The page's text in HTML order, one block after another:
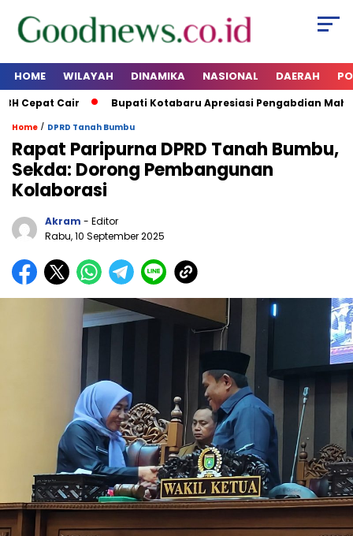
HOME WILAYAH DINAMIKA NASIONAL DAERAH
Cepat Cair Bupati Kotabaru Apresiasi Pengabdian
Home / DPRD Tanah Bumbu
Rapat Paripurna DPRD Tanah Bumbu,
Sekda: Dorong Pembangunan
Kolaborasi
Akram - Editor
Rabu, 10 September 2025